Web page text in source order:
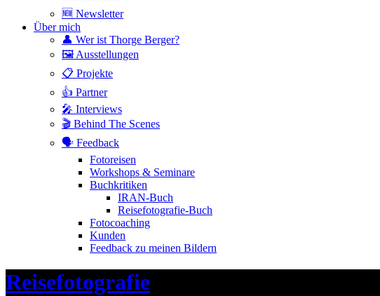
🆕 Newsletter
Über mich
👤 Wer ist Thorge Berger?
🖼 Ausstellungen
📋 Projekte
👍 Partner
🎤 Interviews
🎬 Behind The Scenes
🗣 Feedback
Fotoreisen
Workshops & Seminare
Buchkritiken
IRAN-Buch
Reisefotografie-Buch
Fotocoaching
Kunden
Feedback zu meinen Bildern
Header
Toggle
Reisefotografie